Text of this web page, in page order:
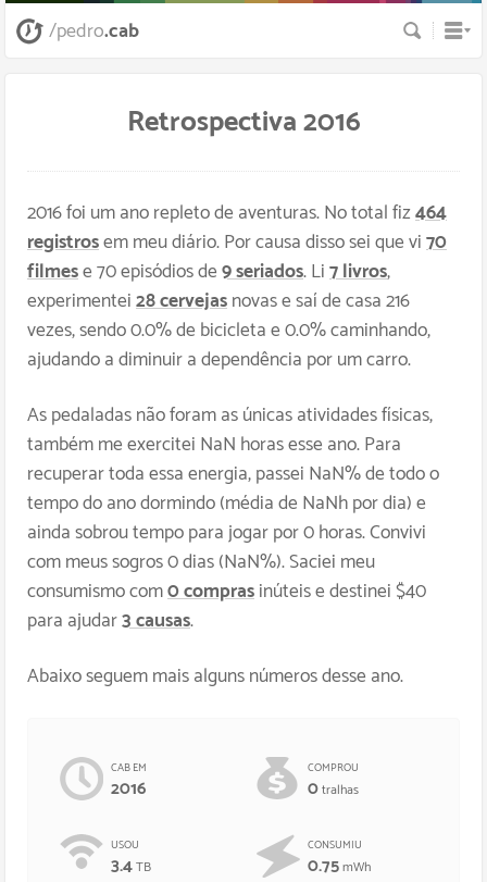
/pedro.cab Busca
Retrospectiva 2016
2016 foi um ano repleto de aventuras. No total fiz464
registrosem meu diário. Por causa disso sei que vi70
filmese70episódios de9 seriados. Li7 livros,
experimentei28 cervejasnovas e saí de casa 216
vezes, sendo0.0% de bicicleta e0.0% caminhando,
ajudando a diminuir a dependência por um carro.
As pedaladas não foram as únicas atividades físicas,
também me exercitei NaN horas esse ano. Para
recuperar toda essa energia, passei NaN% de todo o
tempo do ano dormindo (média de NaNh por dia) e
ainda sobrou tempo para jogar por0horas. Convivi
com meus sogros 0 dias (NaN%). Saciei meu
consumismo com0 comprasinúteis e destinei $40
para ajudar3 causas.
Abaixo seguem mais alguns números desse ano.
CAB EM
2016
COMPROU
0tralhas
USOU
3.4TB
CONSUMIU
0.75mWh